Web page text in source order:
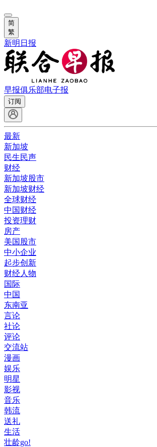
简
繁
新明日报
早报俱乐部电子报
订阅
最新
新加坡
民生民声
财经
新加坡股市
新加坡财经
全球财经
中国财经
投资理财
房产
美国股市
中小企业
起步创新
财经人物
国际
中国
东南亚
言论
社论
评论
交流站
漫画
娱乐
明星
影视
音乐
韩流
送礼
生活
壮龄go!